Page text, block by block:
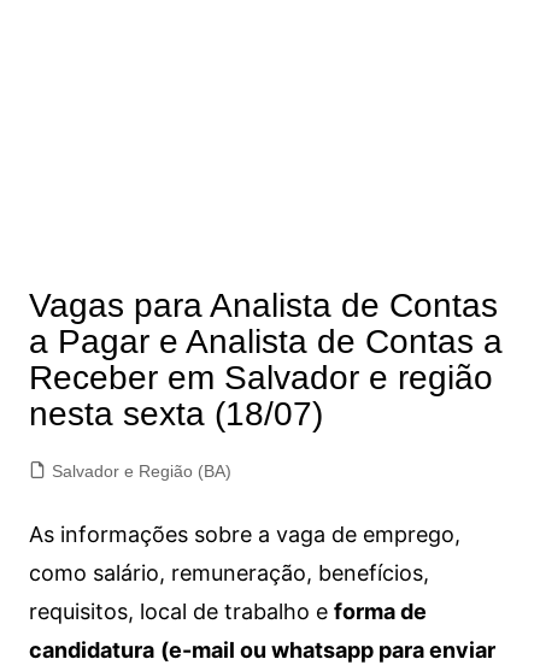
Vagas para Analista de Contas
a Pagar e Analista de Contas a
Receber em Salvador e região
nesta sexta (18/07)
Salvador e Região (BA)
As informações sobre a vaga de emprego,
como salário, remuneração, benefícios,
requisitos, local de trabalho e forma de
candidatura (e-mail ou whatsapp para enviar